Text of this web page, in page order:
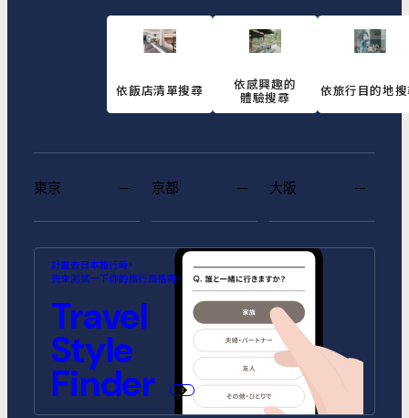
依飯店清單搜尋 依感興趣的
體驗搜尋 依旅行目的地
東京
MIMARU SUITES 東京浅草
MIMARU東京 池袋
MIMARU SUITES 東京日本橋
MIMARU東京 錦糸町
MIMARU東京 STATION EAST
MIMARU東京 赤坂
MIMARU東京 上野稲荷町
MIMARU東京 上野NORTH
MIMARU東京 上野EAST
MIMARU東京 上野御徒町
MIMARU東京 新宿WEST
京都
MIMARU SUITES 京都
CENTRAL
MIMARU京都 河原町五条
MIMARU京都 STATION
MIMARU京都 新町三条
MIMARU京都 四条WEST(旧
MIMARU京都 西洞院高辻)
MIMARU京都 二条城
MIMARU SUITES 京都四条
大阪
MIMARU大阪 難波STATION
ANNEX (將於2026年10月1日開
MIMARU大阪 心斎橋CENTRAL
(將於2026年9月1日開幕)
MIMARU大阪 心斎橋NORTH
MIMARU大阪 心斎橋EAST
MIMARU大阪 難波STATION
MIMARU大阪 心斎橋WEST
MIMARU大阪 難波NORTH
計畫去日本旅行時，
先來測試一下你的旅行風格吧。
Travel
Style
Finder